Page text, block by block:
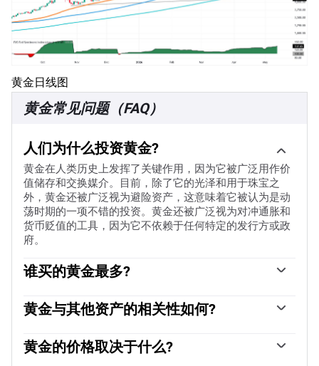
黄金日线图
黄金常见问题（FAQ）
人们为什么投资黄金?
黄金在人类历史上发挥了关键作用，因为它被广泛用作价
值储存和交换媒介。目前，除了它的光泽和用于珠宝之
外，黄金还被广泛视为避险资产，这意味着它被认为是动
荡时期的一项不错的投资。黄金还被广泛视为对冲通胀和
货币贬值的工具，因为它不依赖于任何特定的发行方或政
府。
谁买的黄金最多?
货币，各国央行倾向于使储备多样化，并购买黄金，以提
高人们对经济和货币实力的看法。高黄金储备可以成为一
各国央行在2022年增加了1136吨黄金储备，价值约700亿
黄金与其他资产的相关性如何?
产和避险资产。当美元贬值时，黄金往往会上涨，使投资
者和央行能够在动荡时期实现资产多元化。黄金与风险资
黄金的价格取决于什么?